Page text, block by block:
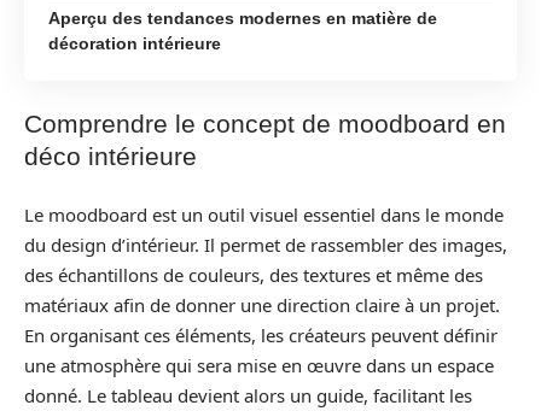
Aperçu des tendances modernes en matière de
décoration intérieure
Comprendre le concept de moodboard en
déco intérieure
Le moodboard est un outil visuel essentiel dans le monde
du design d’intérieur. Il permet de rassembler des images,
des échantillons de couleurs, des textures et même des
matériaux afin de donner une direction claire à un projet.
En organisant ces éléments, les créateurs peuvent définir
une atmosphère qui sera mise en œuvre dans un espace
donné. Le tableau devient alors un guide, facilitant les